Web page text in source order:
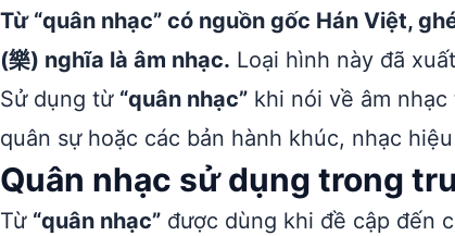
Từ “quân nhạc” có nguồn gốc Hán Việt,
(樂) nghĩa là âm nhạc. Loại hình này đã
Sử dụng từ “quân nhạc” khi nói về âm
quân sự hoặc các bản hành khúc, nhạc
Quân nhạc sử dụng trong
Từ “quân nhạc” được dùng khi đề cập đến